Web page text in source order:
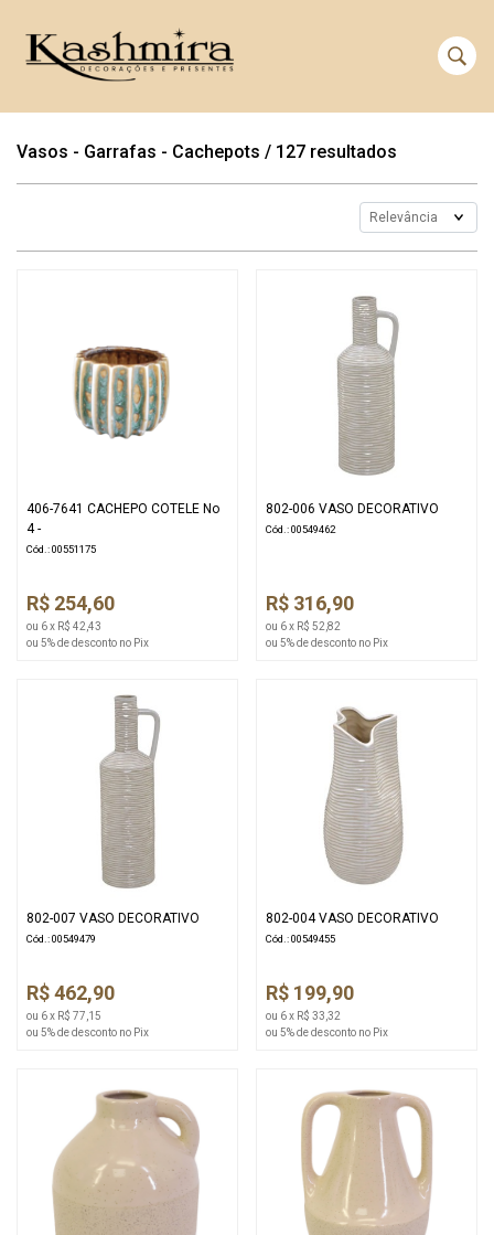
Vasos - Garrafas - Cachepots / 127 resultados
406-7641 CACHEPO COTELE No
4 -
Cód.: 00551175
R$ 254,60
ou 6 x R$ 42,43
ou 5% de desconto no Pix
802-006 VASO DECORATIVO
Cód.: 00549462
R$ 316,90
ou 6 x R$ 52,82
ou 5% de desconto no Pix
802-007 VASO DECORATIVO
Cód.: 00549479
R$ 462,90
ou 6 x R$ 77,15
ou 5% de desconto no Pix
802-004 VASO DECORATIVO
Cód.: 00549455
R$ 199,90
ou 6 x R$ 33,32
ou 5% de desconto no Pix